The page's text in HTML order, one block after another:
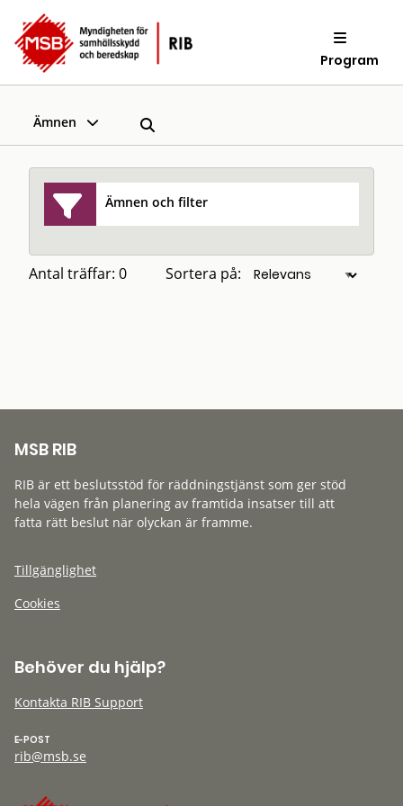
Program
Ämnen
Ämnen och filter
Antal träffar: 0 Sortera på:
MSB RIB
RIB är ett beslutsstöd för räddningstjänst som ger stöd
hela vägen från planering av framtida insatser till att
fatta rätt beslut när olyckan är framme.
Tillgänglighet
Cookies
Behöver du hjälp?
Kontakta RIB Support
E-POST
rib@msb.se